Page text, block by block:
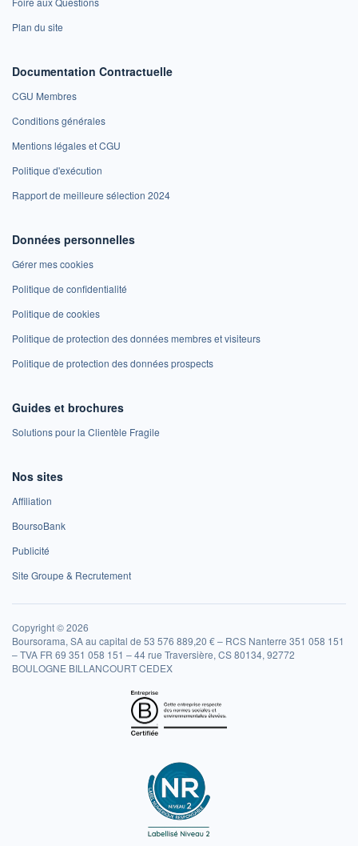
Plan du site
Documentation Contractuelle
CGU Membres
Conditions générales
Mentions légales et CGU
Politique d'exécution
Rapport de meilleure sélection 2024
Données personnelles
Gérer mes cookies
Politique de confidentialité
Politique de cookies
Politique de protection des données membres et visiteurs
Politique de protection des données prospects
Guides et brochures
Solutions pour la Clientèle Fragile
Nos sites
Affiliation
BoursoBank
Publicité
Site Groupe & Recrutement
Copyright © 2026
Boursorama, SA au capital de 53 576 889,20 € – RCS Nanterre 351 058 151
– TVA FR 69 351 058 151 – 44 rue Traversière, CS 80134, 92772
BOULOGNE BILLANCOURT CEDEX